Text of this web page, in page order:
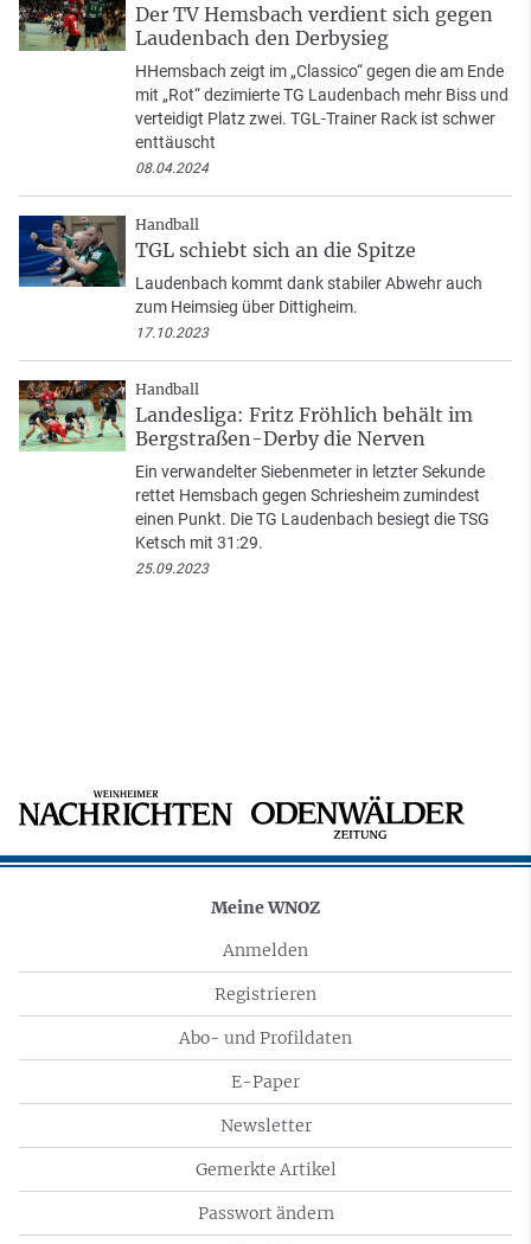
Der TV Hemsbach verdient sich gegen
Laudenbach den Derbysieg
HHemsbach zeigt im „Classico“ gegen die am Ende
mit „Rot“ dezimierte TG Laudenbach mehr Biss und
verteidigt Platz zwei. TGL-Trainer Rack ist schwer
enttäuscht
08.04.2024
Handball
TGL schiebt sich an die Spitze
Laudenbach kommt dank stabiler Abwehr auch
zum Heimsieg über Dittigheim.
17.10.2023
Handball
Landesliga: Fritz Fröhlich behält im
Bergstraßen-Derby die Nerven
Ein verwandelter Siebenmeter in letzter Sekunde
rettet Hemsbach gegen Schriesheim zumindest
einen Punkt. Die TG Laudenbach besiegt die TSG
Ketsch mit 31:29.
25.09.2023
Meine WNOZ
Anmelden
Registrieren
Abo- und Profildaten
E-Paper
Newsletter
Gemerkte Artikel
Passwort ändern